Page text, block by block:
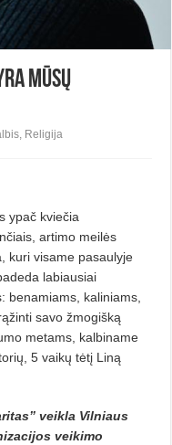
mūsų
, Religija
ypač kviečia
artimo meilės
kuri visame pasaulyje
labiausiai
benamiams, kaliniams,
savo žmogišką
metams, kalbiname
5 vaikų tėtį Liną
veikla Vilniaus
veikimo